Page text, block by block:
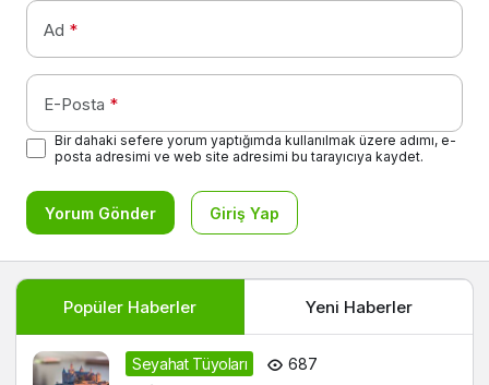
Ad *
E-Posta *
Bir dahaki sefere yorum yaptığımda kullanılmak üzere adımı, e-
posta adresimi ve web site adresimi bu tarayıcıya kaydet.
Yorum Gönder Giriş Yap
Popüler Haberler Yeni Haberler
Seyahat Tüyoları 687